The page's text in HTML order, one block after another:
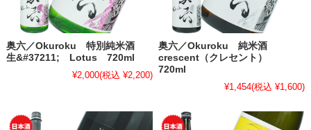
奥六／Okuroku 特別純米酒
生&#37211; Lotus 720ml
¥2,000(税込 ¥2,200)
奥六／Okuroku 純米酒
crescent（クレセント）
720ml
¥1,454(税込 ¥1,600)